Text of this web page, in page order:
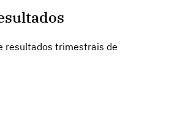
resultados trimestrais de